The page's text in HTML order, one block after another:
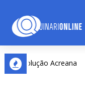
Acreana